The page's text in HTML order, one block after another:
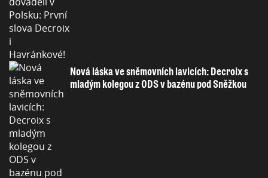
Nová láska ve sněmovních lavicích: Decroix s
mladým kolegou z ODS v bazénu pod Sněžkou